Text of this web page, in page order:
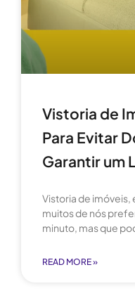
Vistoria de
Para Evitar
Garantir um
Vistoria de
muitos de nós
minuto, mas que
READ MORE »